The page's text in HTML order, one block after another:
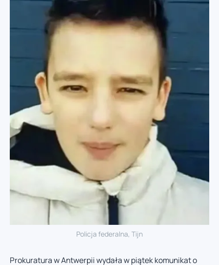
Policja federalna, Tijn
Prokuratura w Antwerpii wydała w piątek komunikat o